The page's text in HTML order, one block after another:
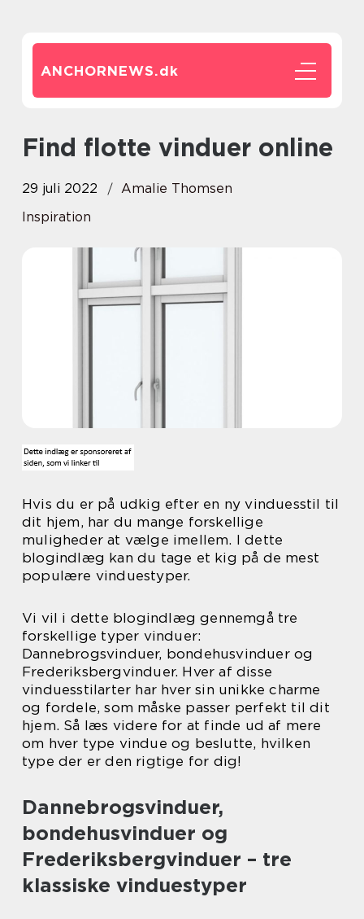
ANCHORNEWS.dk
Find flotte vinduer online
29 juli 2022
Amalie Thomsen
Inspiration
Hvis du er på udkig efter en ny vinduesstil til
dit hjem, har du mange forskellige
muligheder at vælge imellem. I dette
blogindlæg kan du tage et kig på de mest
populære vinduestyper.
Vi vil i dette blogindlæg gennemgå tre
forskellige typer vinduer:
Dannebrogsvinduer, bondehusvinduer og
Frederiksbergvinduer. Hver af disse
vinduesstilarter har hver sin unikke charme
og fordele, som måske passer perfekt til dit
hjem. Så læs videre for at finde ud af mere
om hver type vindue og beslutte, hvilken
type der er den rigtige for dig!
Dannebrogsvinduer,
bondehusvinduer og
Frederiksbergvinduer – tre
klassiske vinduestyper